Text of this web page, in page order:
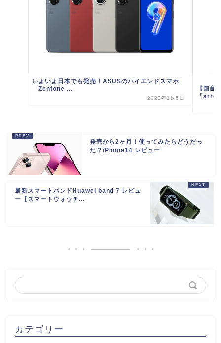
いよいよ日本でも発売！ASUSのハイエンドスマホ
「Zenfone ...
2023年1月5日
【国産
「
発売から2ヶ月！使ってみたらどうだっ
た？iPhone14 レビュー
最新スマートバンドHuawei band 7 レビュ
ー【スマートウォッチ...
カテゴリー